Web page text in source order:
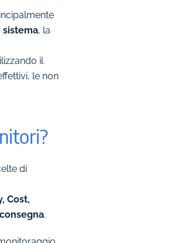
sistema, la
il
le non
di
Cost,
consegna.